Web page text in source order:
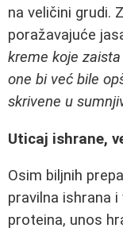
na veličini grudi.
poražavajuće
kreme koje
one bi već bile
skrivene u
Uticaj ishrane,
Osim biljnih
pravilna ishrana
proteina, unos